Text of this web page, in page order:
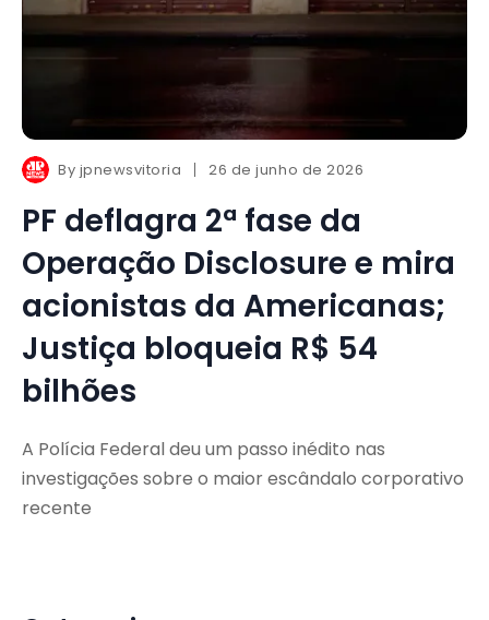
By jpnewsvitoria 26 de junho de 2026
PF deflagra 2ª fase da
Operação Disclosure e mira
acionistas da Americanas;
Justiça bloqueia R$ 54
bilhões
A Polícia Federal deu um passo inédito nas
investigações sobre o maior escândalo corporativo
recente